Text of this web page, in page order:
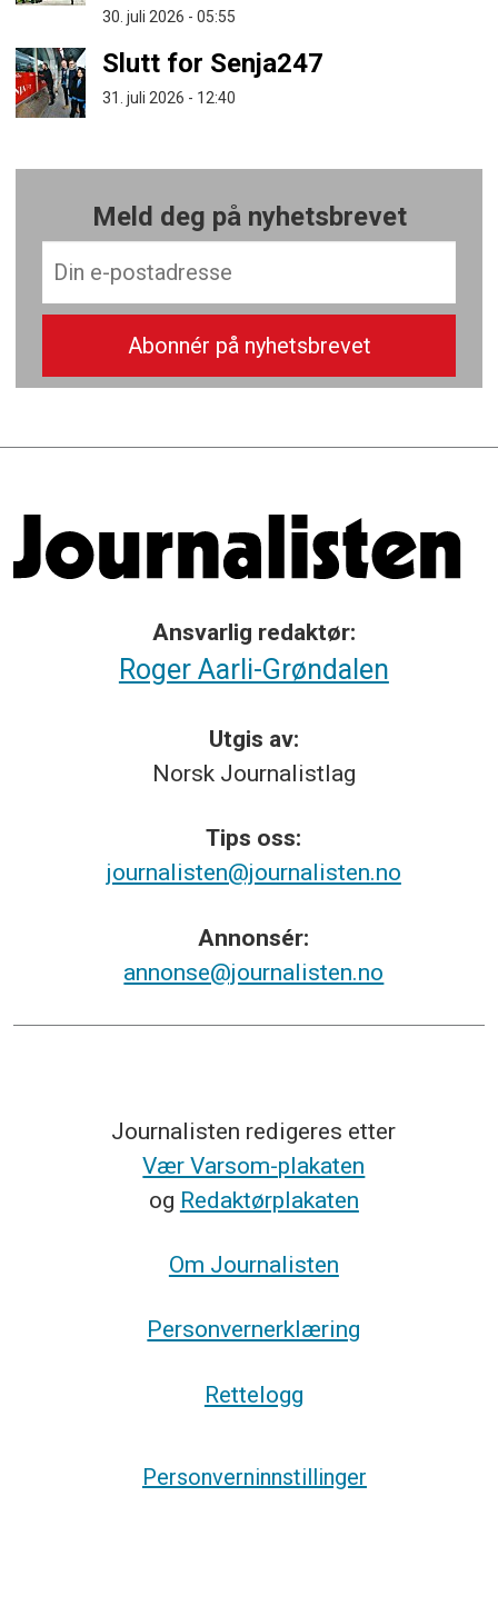
30. juli 2026 - 05:55
Slutt for Senja247
31. juli 2026 - 12:40
Meld deg på nyhetsbrevet
Ansvarlig redaktør:
Roger Aarli-Grøndalen
Utgis av:
Norsk Journalistlag
Tips oss:
journalisten@journalisten.no
Annonsér:
annonse@journalisten.no
Journalisten redigeres etter
Vær Varsom-plakaten
og Redaktørplakaten
Om Journalisten
Personvernerklæring
Rettelogg
Personverninnstillinger